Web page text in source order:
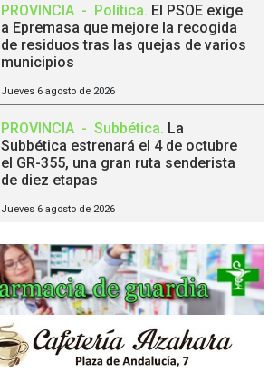
PROVINCIA - Política. El PSOE exige
a Epremasa que mejore la recogida
de residuos tras las quejas de varios
municipios
Jueves 6 agosto de 2026
PROVINCIA - Subbética. La
Subbética estrenará el 4 de octubre
el GR-355, una gran ruta senderista
de diez etapas
Jueves 6 agosto de 2026